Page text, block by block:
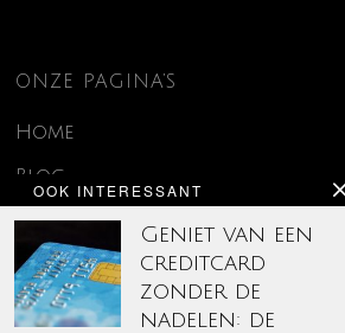
OOK INTERESSANT
Geniet van een
creditcard
zonder de
nadelen: de
ONZE PAGINA’S
Home
Blog
Contact
Disclaimer
Over ons